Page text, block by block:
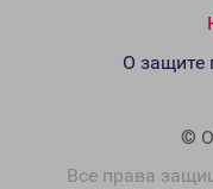
©
Все права
О защите